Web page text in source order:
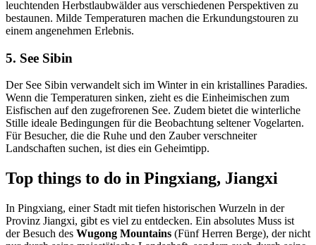
leuchtenden Herbstlaubwälder aus verschiedenen Perspektiven zu
bestaunen. Milde Temperaturen machen die Erkundungstouren zu
einem angenehmen Erlebnis.
5. See Sibin
Der See Sibin verwandelt sich im Winter in ein kristallines Paradies.
Wenn die Temperaturen sinken, zieht es die Einheimischen zum
Eisfischen auf den zugefrorenen See. Zudem bietet die winterliche
Stille ideale Bedingungen für die Beobachtung seltener Vogelarten.
Für Besucher, die die Ruhe und den Zauber verschneiter
Landschaften suchen, ist dies ein Geheimtipp.
Top things to do in Pingxiang, Jiangxi
In Pingxiang, einer Stadt mit tiefen historischen Wurzeln in der
Provinz Jiangxi, gibt es viel zu entdecken. Ein absolutes Muss ist
der Besuch des Wugong Mountains (Fünf Herren Berge), der nicht